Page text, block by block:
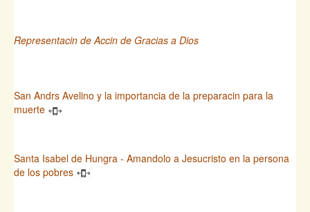
Representacin de Accin de Gracias a Dios
San Andrs Avelino y la importancia de la preparacin para la
muerte
Santa Isabel de Hungra - Amandolo a Jesucristo en la persona
de los pobres